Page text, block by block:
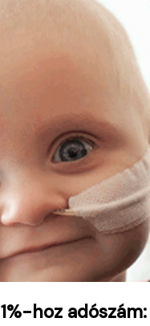
hoz adószám: